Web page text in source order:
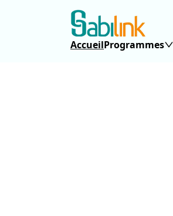
AccueilProgrammes